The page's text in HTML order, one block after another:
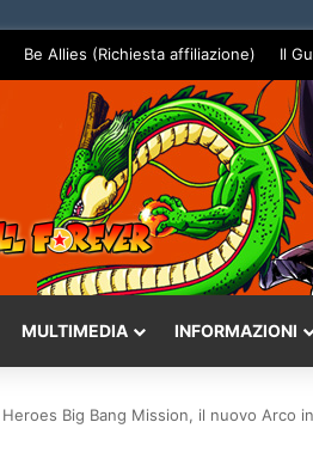
Be Allies (Richiesta affiliazione) Il
MULTIMEDIA INFORMAZIONI
Heroes Big Bang Mission, il nuovo Arco